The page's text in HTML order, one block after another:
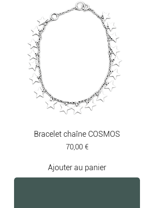
Bracelet chaîne COSMOS
Prix
70,00 €
Ajouter au panier